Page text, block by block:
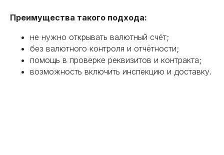
Преимущества такого подхода:
не нужно открывать валютный счёт;
без валютного контроля и отчётности;
помощь в проверке реквизитов и контракта;
возможность включить инспекцию и доставку.